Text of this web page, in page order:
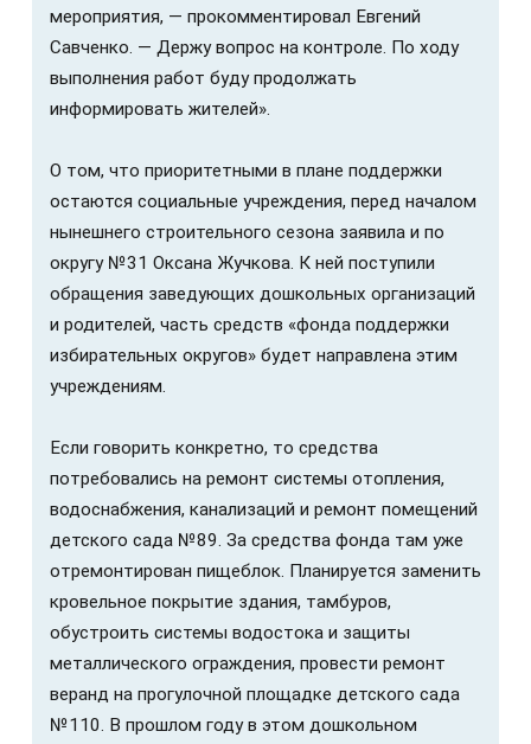
мероприятия, — прокомментировал Евгений
Савченко. — Держу вопрос на контроле. По ходу
выполнения работ буду продолжать
информировать жителей».
О том, что приоритетными в плане поддержки
остаются социальные учреждения, перед началом
нынешнего строительного сезона заявила и по
округу №31 Оксана Жучкова. К ней поступили
обращения заведующих дошкольных организаций
и родителей, часть средств «фонда поддержки
избирательных округов» будет направлена этим
учреждениям.
Если говорить конкретно, то средства
потребовались на ремонт системы отопления,
водоснабжения, канализаций и ремонт помещений
детского сада №89. За средства фонда там уже
отремонтирован пищеблок. Планируется заменить
кровельное покрытие здания, тамбуров,
обустроить системы водостока и защиты
металлического ограждения, провести ремонт
веранд на прогулочной площадке детского сада
№110. В прошлом году в этом дошкольном